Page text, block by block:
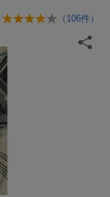
（ 106件）